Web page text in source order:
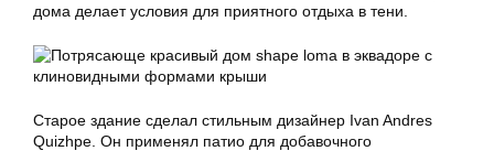
дома делает условия для приятного отдыха в тени.
Старое здание сделал стильным дизайнер Ivan Andres
Quizhpe. Он применял патио для добавочного